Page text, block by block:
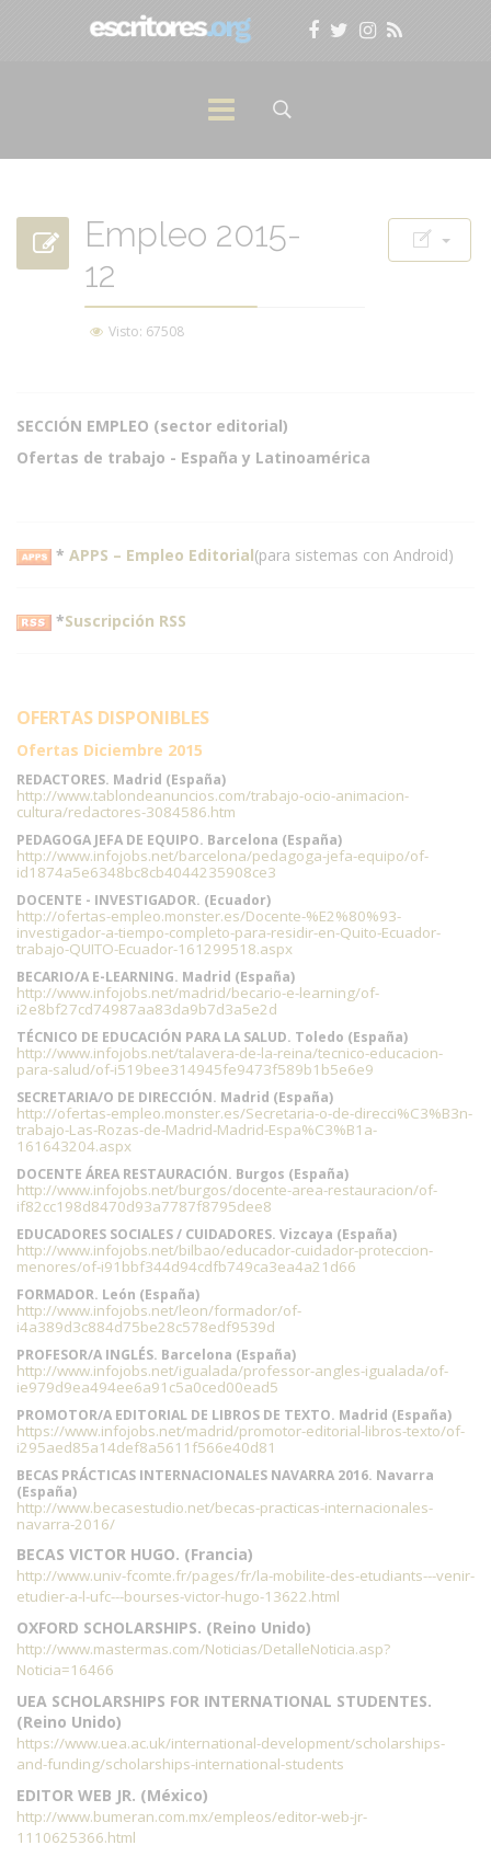
Empleo 2015-
12
Visto: 67508
SECCIÓN EMPLEO (sector editorial)
Ofertas de trabajo - España y Latinoamérica
* APPS – Empleo Editorial(para sistemas con Android)
*Suscripción RSS
OFERTAS DISPONIBLES
Ofertas Diciembre 2015
REDACTORES. Madrid (España)
http://www.tablondeanuncios.com/trabajo-ocio-animacion-
cultura/redactores-3084586.htm
PEDAGOGA JEFA DE EQUIPO. Barcelona (España)
http://www.infojobs.net/barcelona/pedagoga-jefa-equipo/of-
id1874a5e6348bc8cb4044235908ce3
DOCENTE - INVESTIGADOR. (Ecuador)
http://ofertas-empleo.monster.es/Docente-%E2%80%93-
investigador-a-tiempo-completo-para-residir-en-Quito-Ecuador-
trabajo-QUITO-Ecuador-161299518.aspx
BECARIO/A E-LEARNING. Madrid (España)
http://www.infojobs.net/madrid/becario-e-learning/of-
i2e8bf27cd74987aa83da9b7d3a5e2d
TÉCNICO DE EDUCACIÓN PARA LA SALUD. Toledo (España)
http://www.infojobs.net/talavera-de-la-reina/tecnico-educacion-
para-salud/of-i519bee314945fe9473f589b1b5e6e9
SECRETARIA/O DE DIRECCIÓN. Madrid (España)
http://ofertas-empleo.monster.es/Secretaria-o-de-direcci%C3%B3n-
trabajo-Las-Rozas-de-Madrid-Madrid-Espa%C3%B1a-
161643204.aspx
DOCENTE ÁREA RESTAURACIÓN. Burgos (España)
http://www.infojobs.net/burgos/docente-area-restauracion/of-
if82cc198d8470d93a7787f8795dee8
EDUCADORES SOCIALES / CUIDADORES. Vizcaya (España)
http://www.infojobs.net/bilbao/educador-cuidador-proteccion-
menores/of-i91bbf344d94cdfb749ca3ea4a21d66
FORMADOR. León (España)
http://www.infojobs.net/leon/formador/of-
i4a389d3c884d75be28c578edf9539d
PROFESOR/A INGLÉS. Barcelona (España)
http://www.infojobs.net/igualada/professor-angles-igualada/of-
ie979d9ea494ee6a91c5a0ced00ead5
PROMOTOR/A EDITORIAL DE LIBROS DE TEXTO. Madrid (España)
https://www.infojobs.net/madrid/promotor-editorial-libros-texto/of-
i295aed85a14def8a5611f566e40d81
BECAS PRÁCTICAS INTERNACIONALES NAVARRA 2016. Navarra
(España)
http://www.becasestudio.net/becas-practicas-internacionales-
navarra-2016/
BECAS VICTOR HUGO. (Francia)
http://www.univ-fcomte.fr/pages/fr/la-mobilite-des-etudiants---venir-
etudier-a-l-ufc---bourses-victor-hugo-13622.html
OXFORD SCHOLARSHIPS. (Reino Unido)
http://www.mastermas.com/Noticias/DetalleNoticia.asp?
Noticia=16466
UEA SCHOLARSHIPS FOR INTERNATIONAL STUDENTES.
(Reino Unido)
https://www.uea.ac.uk/international-development/scholarships-
and-funding/scholarships-international-students
EDITOR WEB JR. (México)
http://www.bumeran.com.mx/empleos/editor-web-jr-
1110625366.html